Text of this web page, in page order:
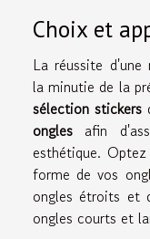
Choix et
La réussite d'une
la minutie de la
sélection stickers
ongles afin
esthétique.
forme de vos
ongles étroits et
ongles courts et